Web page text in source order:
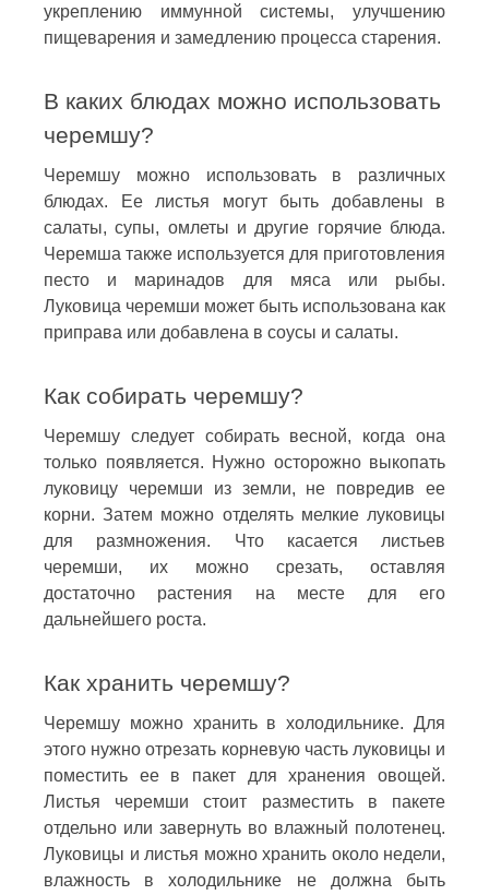
укреплению иммунной системы, улучшению
пищеварения и замедлению процесса старения.
В каких блюдах можно использовать
черемшу?
Черемшу можно использовать в различных
блюдах. Ее листья могут быть добавлены в
салаты, супы, омлеты и другие горячие блюда.
Черемша также используется для приготовления
песто и маринадов для мяса или рыбы.
Луковица черемши может быть использована как
приправа или добавлена в соусы и салаты.
Как собирать черемшу?
Черемшу следует собирать весной, когда она
только появляется. Нужно осторожно выкопать
луковицу черемши из земли, не повредив ее
корни. Затем можно отделять мелкие луковицы
для размножения. Что касается листьев
черемши, их можно срезать, оставляя
достаточно растения на месте для его
дальнейшего роста.
Как хранить черемшу?
Черемшу можно хранить в холодильнике. Для
этого нужно отрезать корневую часть луковицы и
поместить ее в пакет для хранения овощей.
Листья черемши стоит разместить в пакете
отдельно или завернуть во влажный полотенец.
Луковицы и листья можно хранить около недели,
влажность в холодильнике не должна быть